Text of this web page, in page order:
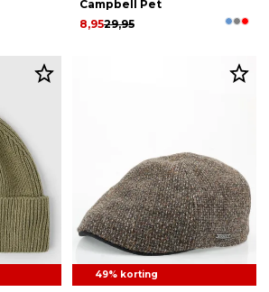
Campbell Pet
29,95
8,95
49% korting